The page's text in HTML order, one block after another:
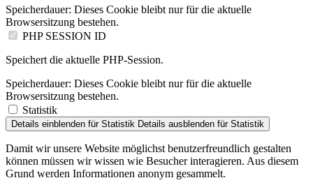
Speicherdauer: Dieses Cookie bleibt nur für die aktuelle
Browsersitzung bestehen.
PHP SESSION ID
Speichert die aktuelle PHP-Session.
Speicherdauer: Dieses Cookie bleibt nur für die aktuelle
Browsersitzung bestehen.
Statistik
Details einblenden für Statistik Details ausblenden für Statistik
Damit wir unsere Website möglichst benutzerfreundlich gestalten
können müssen wir wissen wie Besucher interagieren. Aus diesem
Grund werden Informationen anonym gesammelt.